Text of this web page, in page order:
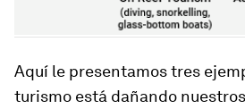
Aquí le presentamos tres
turismo está dañando